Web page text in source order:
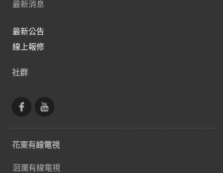
最新消息
最新公告
線上報修
社群
花東有線電視
洄瀾有線電視